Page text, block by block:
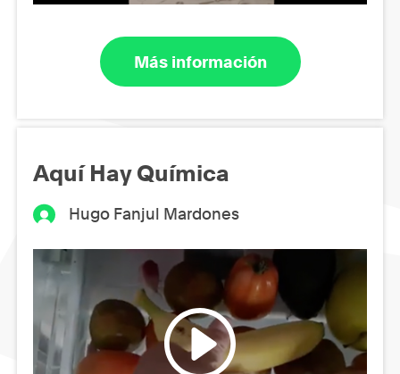
Más información
Aquí Hay Química
Hugo Fanjul Mardones